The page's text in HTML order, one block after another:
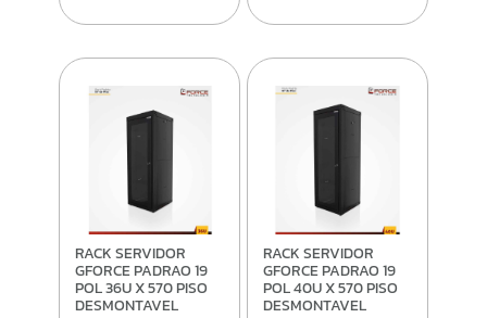
RACK SERVIDOR
GFORCE PADRAO 19
POL 36U X 570 PISO
DESMONTAVEL
RACK SERVIDOR
GFORCE PADRAO 19
POL 40U X 570 PISO
DESMONTAVEL